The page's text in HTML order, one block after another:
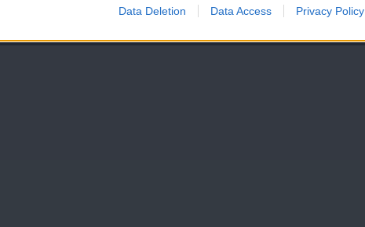
Data Deletion Data Access Privacy Policy